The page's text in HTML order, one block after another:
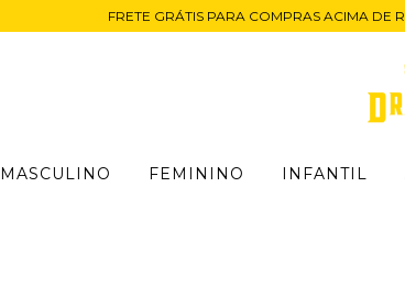
FRETE GRÁTIS PARA COMPRAS ACIMA DE
MASCULINO FEMININO INFANTIL